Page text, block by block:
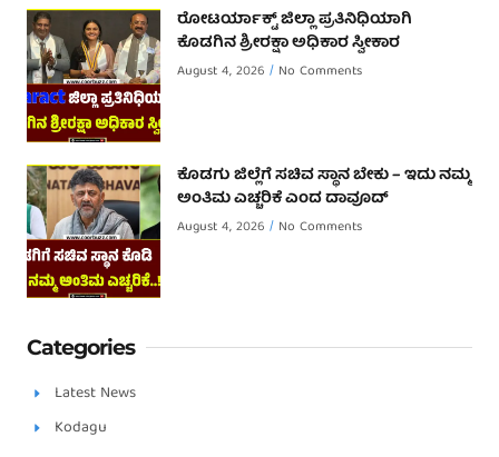
ರೋಟರ್ಯಾಕ್ಟ್ ಜಿಲ್ಲಾ ಪ್ರತಿನಿಧಿಯಾಗಿ
ಕೊಡಗಿನ ಶ್ರೀರಕ್ಷಾ ಅಧಿಕಾರ ಸ್ವೀಕಾರ
August 4, 2026 No Comments
ಕೊಡಗು ಜಿಲ್ಲೆಗೆ ಸಚಿವ ಸ್ಥಾನ ಬೇಕು – ಇದು ನಮ್ಮ
ಅಂತಿಮ ಎಚ್ಚರಿಕೆ ಎಂದ ದಾವೂದ್ ‌
August 4, 2026 No Comments
Categories
Latest News
Kodagu